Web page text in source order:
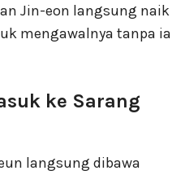
Jin-eon langsung naik
mengawalnya tanpa ia
ke Sarang
langsung dibawa